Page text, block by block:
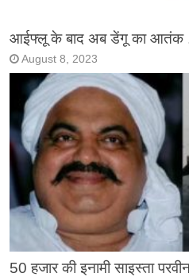
आईफ्लू के बाद अब डेंगू का आतंक ,
August 8, 2023
50 हजार की इनामी साइस्ता